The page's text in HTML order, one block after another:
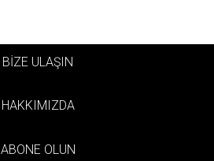
BİZE ULAŞIN
HAKKIMIZDA
ABONE OLUN